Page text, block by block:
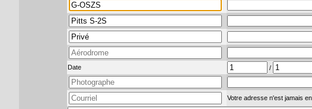
Date /
Votre adresse n'est jamais